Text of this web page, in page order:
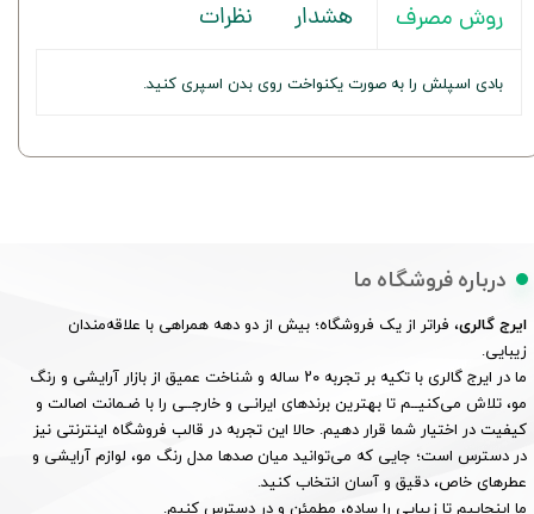
روش مصرف هشدار نظرات
بادی اسپلش را به صورت یکنواخت روی بدن اسپری کنید.
درباره فروشگاه ما
ایرج گالری، فراتر از یک فروشگاه؛ بیش از دو دهه همراهی با علاقه‌مندان
زیبایی.
ما در ایرج گالری با تکیه بر تجربه ۲۰ ساله و شناخت عمیق از بازار آرایشی و رنگ
مو، تلاش می‌کنیــم تا بهترین برندهای ایرانـی و خارجــی را با ضـمانت اصالت و
کیفیت در اختیار شما قرار دهیم. حالا این تجربه در قالب فروشگاه اینترنتی نیز
در دسترس است؛ جایی که می‌توانید میان صدها مدل رنگ مو، لوازم آرایشی و
عطرهای خاص، دقیق و آسان انتخاب کنید.
ما اینجاییم تا زیبایی را ساده، مطمئن و در دسترس کنیم.